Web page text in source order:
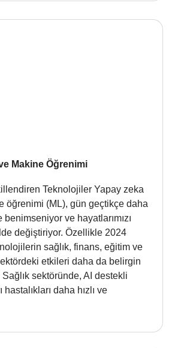
Makine Öğrenimi
Teknolojiler Yapay zeka
öğrenimi (ML), gün geçtikçe daha
ve hayatlarımızı
değiştiriyor. Özellikle 2024
sağlık, finans, eğitim ve
etkileri daha da belirgin
sektöründe, AI destekli
daha hızlı ve